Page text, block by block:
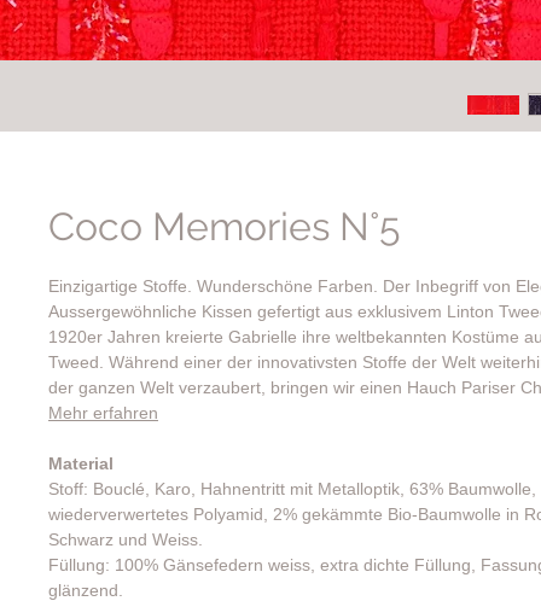
Coco Memories N°5
Einzigartige Stoffe. Wunderschöne Farben. Der Inbegriff von
Aussergewöhnliche Kissen gefertigt aus exklusivem Linton
1920er Jahren kreierte Gabrielle ihre weltbekannten Kostüme
Tweed. Während einer der innovativsten Stoffe der Welt
der ganzen Welt verzaubert, bringen wir einen Hauch Pariser
Mehr erfahren
Material
Stoff: Bouclé, Karo, Hahnentritt mit Metalloptik, 63%
wiederverwertetes Polyamid, 2% gekämmte Bio-Baumwolle in
Schwarz und Weiss.
Füllung: 100% Gänsefedern weiss, extra dichte Füllung,
glänzend.